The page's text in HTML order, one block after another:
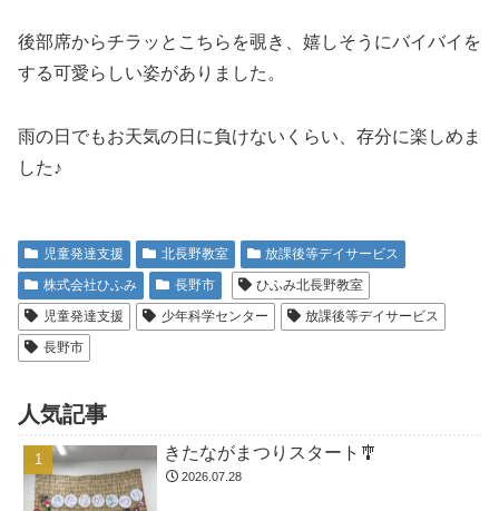
後部席からチラッとこちらを覗き、嬉しそうにバイバイを
する可愛らしい姿がありました。
雨の日でもお天気の日に負けないくらい、存分に楽しめま
した♪
児童発達支援 北長野教室
放課後等デイサービス
株式会社ひふみ
長野市
ひふみ北長野教室
児童発達支援
少年科学センター
放課後等デイサービス
長野市
人気記事
きたながまつりスタート🎐
2026.07.28